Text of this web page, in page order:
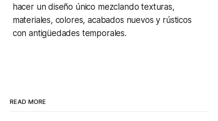
hacer un diseño único mezclando texturas,
materiales, colores, acabados nuevos y rústicos
con antigüedades temporales.
READ MORE